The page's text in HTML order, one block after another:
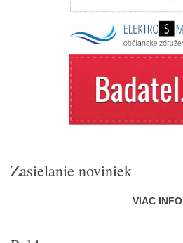
Zasielanie noviniek
VIAC INFO